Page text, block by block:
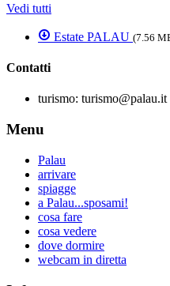
Vedi tutti
Estate PALAU (7.56
Contatti
turismo: turismo@palau.it
Menu
Palau
arrivare
spiagge
a Palau...sposami!
cosa fare
cosa vedere
dove dormire
webcam in diretta